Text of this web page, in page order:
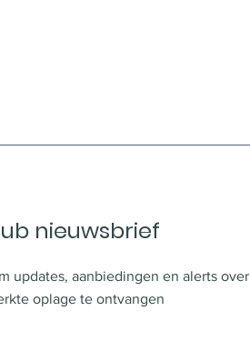
nieuwsbrief
updates, aanbiedingen en alerts over
oplage te ontvangen